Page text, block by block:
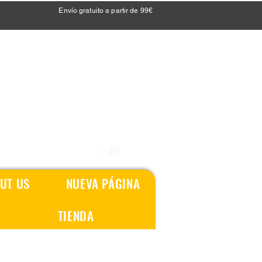
Envío gratuito a partir de 99€
US
NUEVA PÁGINA
TIENDA